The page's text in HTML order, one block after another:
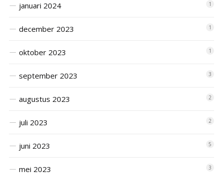
januari 2024 1
december 2023 1
oktober 2023 1
september 2023 3
augustus 2023 2
juli 2023 2
juni 2023 5
mei 2023 3